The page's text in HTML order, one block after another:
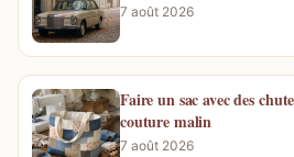
7 août 2026
Faire un sac avec des
couture malin
7 août 2026